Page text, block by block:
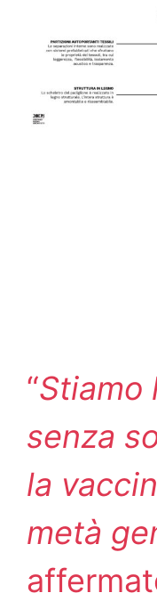
“Stiamo
senza
la
metà